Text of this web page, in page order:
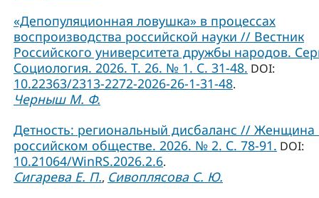
«Депопуляционная ловушка» в процессах
воспроизводства российской науки // Вестник
Российского университета дружбы народов.
Социология. 2026. Т. 26. № 1. C. 31-48. DOI:
10.22363/2313-2272-2026-26-1-31-48.
Черныш М. Ф.
Детность: региональный дисбаланс // Женщина
российском обществе. 2026. № 2. С. 78-91. DOI:
10.21064/WinRS.2026.2.6.
Сигарева Е. П., Сивоплясова С. Ю.